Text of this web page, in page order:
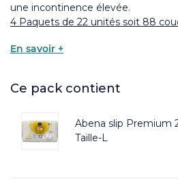
une incontinence élevée.
4 Paquets de 22 unités soit 88
En savoir +
Ce pack contient
Abena slip Premium
Taille-L